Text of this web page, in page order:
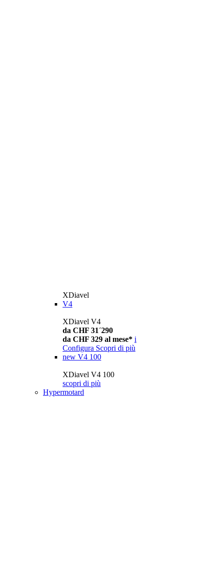
XDiavel
V4
XDiavel V4
da CHF 31´290
da CHF 329 al mese* i
Configura Scopri di più
new V4 100
XDiavel V4 100
scopri di più
Hypermotard